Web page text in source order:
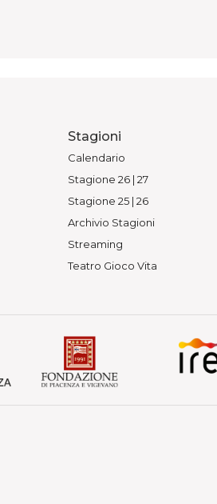
Stagioni
Calendario
Stagione 26 | 27
Stagione 25 | 26
Archivio Stagioni
Streaming
Teatro Gioco Vita